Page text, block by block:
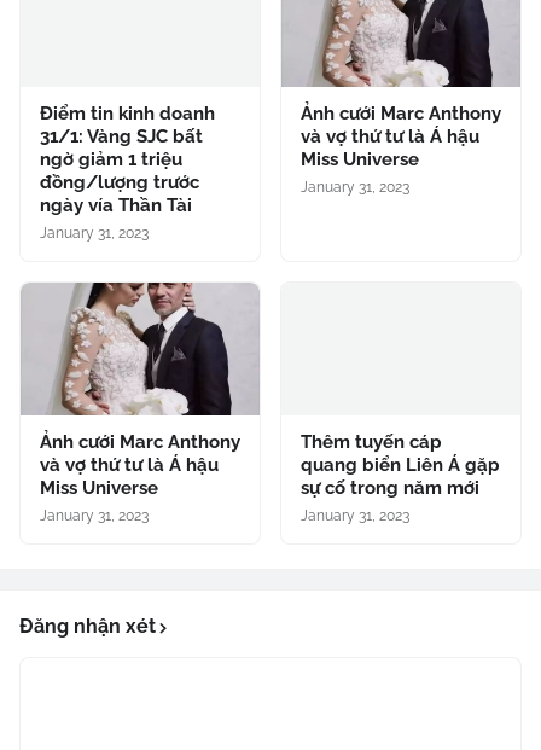
Điểm tin kinh doanh
31/1: Vàng SJC bất
ngờ giảm 1 triệu
đồng/lượng trước
ngày vía Thần Tài
January 31, 2023
Ảnh cưới Marc Anthony
và vợ thứ tư là Á hậu
Miss Universe
January 31, 2023
Ảnh cưới Marc Anthony
và vợ thứ tư là Á hậu
Miss Universe
January 31, 2023
Thêm tuyến cáp
quang biển Liên Á gặp
sự cố trong năm mới
January 31, 2023
Đăng nhận xét